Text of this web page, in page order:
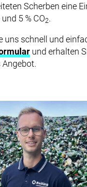
Scherben eine
5 % CO2.
uns schnell und
und erhalten